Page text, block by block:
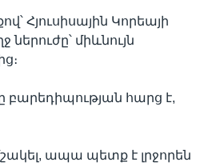
Հյուսիսային Կորեայի
միևնույն
բարեդիպության հարց է,
ապա պետք է լրջորեն